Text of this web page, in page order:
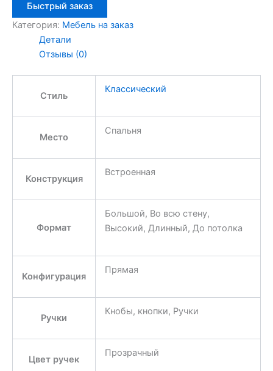
Быстрый заказ
Категория: Мебель на заказ
Детали
Отзывы (0)
Стиль
Классический
Место
Спальня
Конструкция
Встроенная
Формат
Большой, Во всю стену,
Высокий, Длинный, До потолка
Конфигурация
Прямая
Ручки
Кнобы, кнопки, Ручки
Цвет ручек
Прозрачный